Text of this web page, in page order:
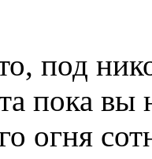
под
пока вы
огня